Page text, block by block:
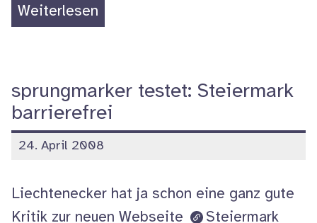
Weiterlesen
09:
Verordnete
(Barriere-)Freiheit.
Nachlese“
sprungmarker testet: Steiermark
barrierefrei
veröffentlicht
24. April 2008
Liechtenecker hat ja schon eine ganz gute
Kritik zur neuen Webseite
Steiermark